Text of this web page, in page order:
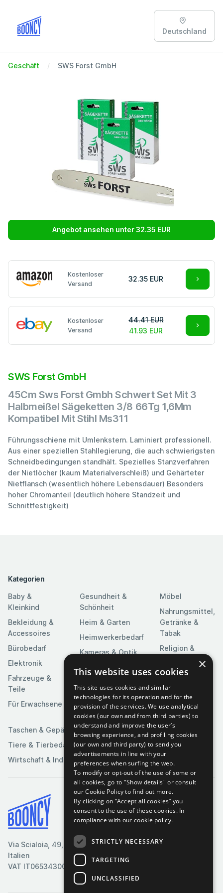
Deutschland
Geschäft SWS Forst GmbH
Angebot ansehen unter 32.35 EUR
Kostenloser
Versand
32.35 EUR
Kostenloser
Versand
44.41 EUR
41.93 EUR
SWS Forst GmbH
45Cm Sws Forst Gmbh Schwert Set Mit 3
Halbmeißel Sägeketten 3/8 66Tg 1,6Mm
Kompatibel Mit Stihl Ms311
Führungsschiene mit Umlenkstern. Laminiert professionell.
Aus einer speziellen Stahllegierung, die auch schwierigsten
Schneidbedingungen standhält. Spezielles Stanzverfahren
der Nietlöcher (kaum Materialverschleiß) und Gehärteter
Nietflansch (wesentlich höhere Lebensdauer) Besonders
hoher Chromanteil (deutlich höhere Standzeit und
Schnittfestigkeit)
Kategorien
Baby &
Kleinkind
Bekleidung &
Accessoires
Bürobedarf
Elektronik
Fahrzeuge &
Teile
Für Erwachsene
Gesundheit &
Schönheit
Heim & Garten
Heimwerkerbedarf
Kameras & Optik
Kunst &
Unterhaltung
Medien
Möbel
Nahrungsmittel,
Getränke &
Tabak
Religion &
Feierlichkeiten
Software
Spielzeuge &
Spiele
Sportartikel
Taschen & Gepäck
Tiere & Tierbedarf
Wirtschaft & Industrie
Via Scialoia, 49, Florenz,
Italien
VAT IT06534300485
Bedingungen & Konditionen
Cookie-Richtlinie
Datenschutzrichtlinie
×
This website uses cookies
This site uses cookies and similar
technologies for its operation and for the
provision of the services. We use analytical
cookies (our own and from third parties) to
understand and improve the user’s
browsing experience, and profiling cookies
(our own and third party) to send you
advertisements in line with your
preferences when surfing the web.
To modify or opt-out of the use of some or
all cookies, go to "Show details" or consult
our Cookie Policy to find out more.
By clicking on “Accept all cookies” you
consent to the use of these cookies. In
compliance with our cookie policy.
STRICTLY NECESSARY
TARGETING
UNCLASSIFIED